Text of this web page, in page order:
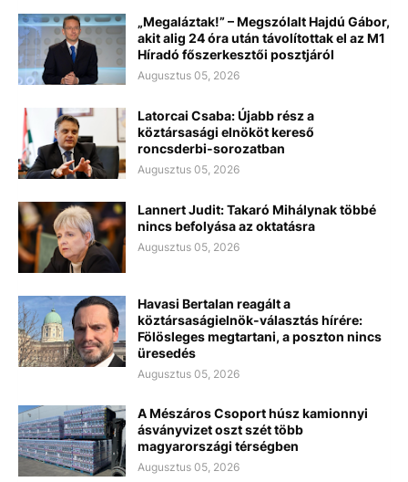
„Megaláztak!” – Megszólalt Hajdú Gábor,
akit alig 24 óra után távolítottak el az M1
Híradó főszerkesztői posztjáról
Augusztus 05, 2026
Latorcai Csaba: Újabb rész a
köztársasági elnököt kereső
roncsderbi-sorozatban
Augusztus 05, 2026
Lannert Judit: Takaró Mihálynak többé
nincs befolyása az oktatásra
Augusztus 05, 2026
Havasi Bertalan reagált a
köztársaságielnök-választás hírére:
Fölösleges megtartani, a poszton nincs
üresedés
Augusztus 05, 2026
A Mészáros Csoport húsz kamionnyi
ásványvizet oszt szét több
magyarországi térségben
Augusztus 05, 2026